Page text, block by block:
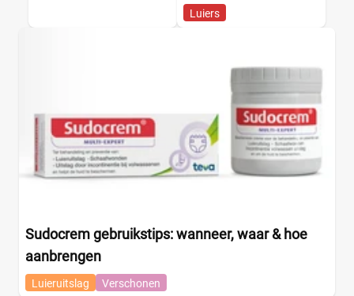
Luiers
Sudocrem gebruikstips: wanneer, waar & hoe
aanbrengen
Luieruitslag Verschonen